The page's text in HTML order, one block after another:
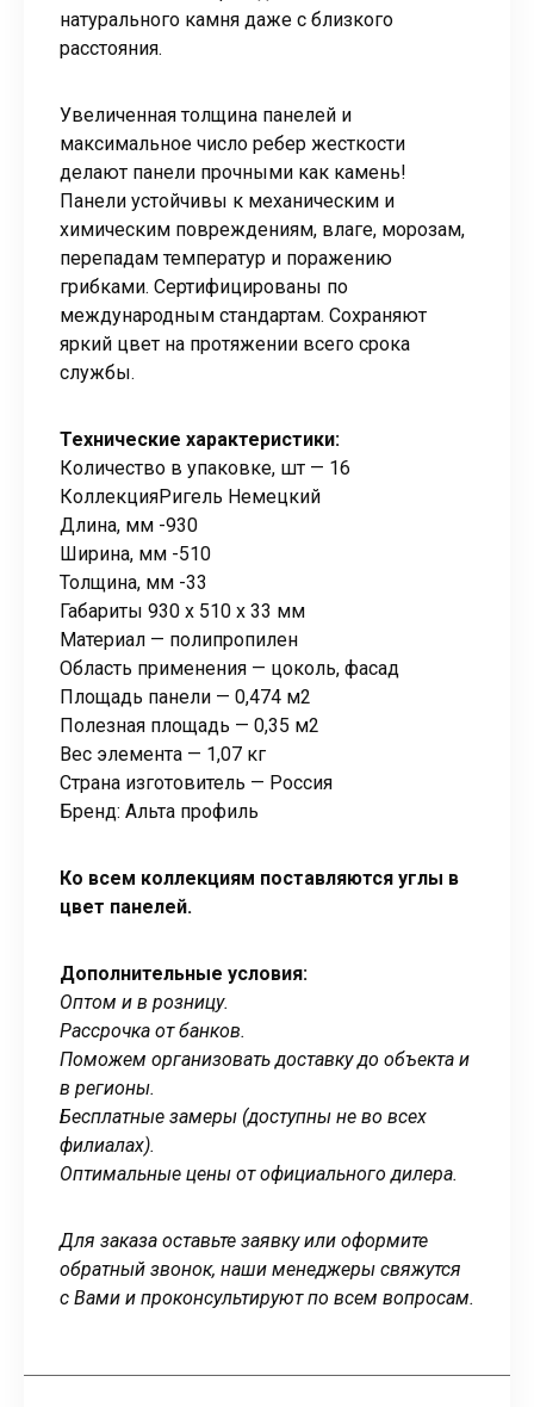
натурального камня даже с близкого
расстояния.
Увеличенная толщина панелей и
максимальное число ребер жесткости
делают панели прочными как камень!
Панели устойчивы к механическим и
химическим повреждениям, влаге, морозам,
перепадам температур и поражению
грибками. Сертифицированы по
международным стандартам. Сохраняют
яркий цвет на протяжении всего срока
службы.
Технические характеристики:
Количество в упаковке, шт — 16
КоллекцияРигель Немецкий
Длина, мм -930
Ширина, мм -510
Толщина, мм -33
Габариты 930 x 510 x 33 мм
Материал — полипропилен
Область применения — цоколь, фасад
Площадь панели — 0,474 м2
Полезная площадь — 0,35 м2
Вес элемента — 1,07 кг
Страна изготовитель — Россия
Бренд: Альта профиль
Ко всем коллекциям поставляются углы в
цвет панелей.
Дополнительные условия:
Оптом и в розницу.
Рассрочка от банков.
Поможем организовать доставку до объекта и
в регионы.
Бесплатные замеры (доступны не во всех
филиалах).
Оптимальные цены от официального дилера.
Для заказа оставьте заявку или оформите
обратный звонок, наши менеджеры свяжутся
с Вами и проконсультируют по всем вопросам.